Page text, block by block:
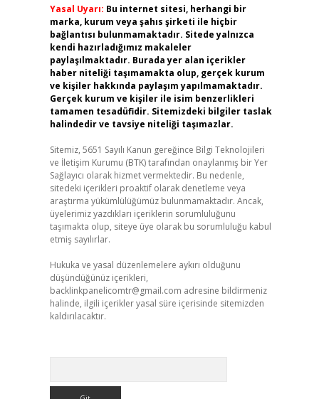
Yasal Uyarı: Bu internet sitesi, herhangi bir
marka, kurum veya şahıs şirketi ile hiçbir
bağlantısı bulunmamaktadır. Sitede yalnızca
kendi hazırladığımız makaleler
paylaşılmaktadır. Burada yer alan içerikler
haber niteliği taşımamakta olup, gerçek kurum
ve kişiler hakkında paylaşım yapılmamaktadır.
Gerçek kurum ve kişiler ile isim benzerlikleri
tamamen tesadüfidir. Sitemizdeki bilgiler taslak
halindedir ve tavsiye niteliği taşımazlar.
Sitemiz, 5651 Sayılı Kanun gereğince Bilgi Teknolojileri
ve İletişim Kurumu (BTK) tarafından onaylanmış bir Yer
Sağlayıcı olarak hizmet vermektedir. Bu nedenle,
sitedeki içerikleri proaktif olarak denetleme veya
araştırma yükümlülüğümüz bulunmamaktadır. Ancak,
üyelerimiz yazdıkları içeriklerin sorumluluğunu
taşımakta olup, siteye üye olarak bu sorumluluğu kabul
etmiş sayılırlar.
Hukuka ve yasal düzenlemelere aykırı olduğunu
düşündüğünüz içerikleri,
backlinkpanelicomtr@gmail.com adresine bildirmeniz
halinde, ilgili içerikler yasal süre içerisinde sitemizden
kaldırılacaktır.